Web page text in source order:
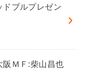
ドブルプレゼン
阪ＭＦ:柴山昌也